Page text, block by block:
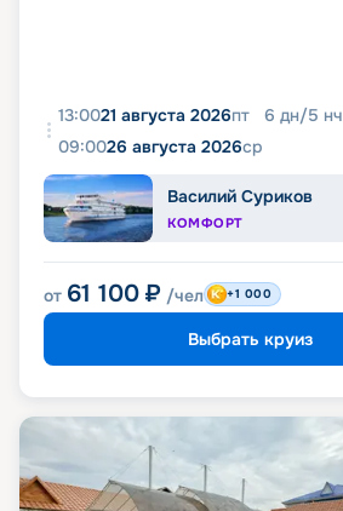
13:0021 августа 2026пт 6 дн/5 нч
09:0026 августа 2026ср
Василий Суриков
КОМФОРТ
от 61 100 ₽ /чел +1 000
Выбрать круиз